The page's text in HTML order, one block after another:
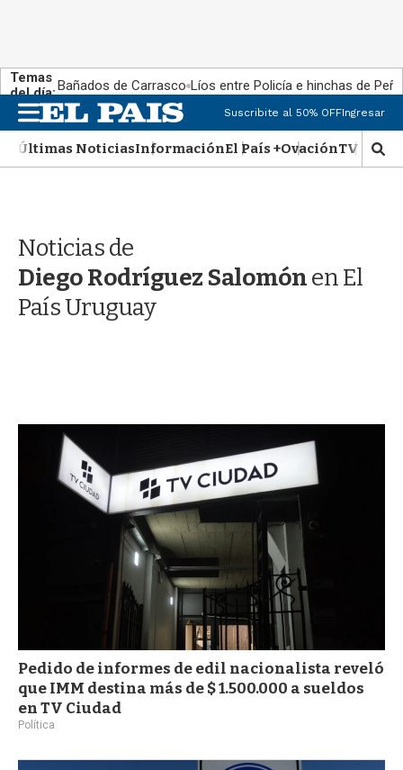
Temas
del día:Bañados de Carrasco Líos entre Policía e hinchas de
M
e
n
u
Suscribite al 50% OFFIngresar
Últimas NoticiasInformaciónEl País +OvaciónTV Show
M
o
Noticias de
Diego Rodríguez Salomónen El
País Uruguay
Pedido de informes de edil nacionalista reveló
que IMM destina más de $ 1.500.000 a sueldos
en TV Ciudad
Política